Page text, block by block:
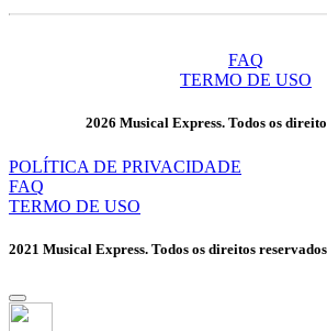
FAQ
TERMO DE USO
2026 Musical Express. Todos os
POLÍTICA DE PRIVACIDADE
FAQ
TERMO DE USO
2021 Musical Express. Todos os direitos